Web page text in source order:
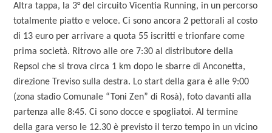
Altra tappa, la 3° del circuito Vicentia Running, in un percorso
totalmente piatto e veloce. Ci sono ancora 2 pettorali al costo
di 13 euro per arrivare a quota 55 iscritti e trionfare come
prima società. Ritrovo alle ore 7:30 al distributore della
Repsol che si trova circa 1 km dopo le sbarre di Anconetta,
direzione Treviso sulla destra. Lo start della gara è alle 9:00
(zona stadio Comunale “Toni Zen” di Rosà), foto davanti alla
partenza alle 8:45. Ci sono docce e spogliatoi. Al termine
della gara verso le 12.30 è previsto il terzo tempo in un vicino